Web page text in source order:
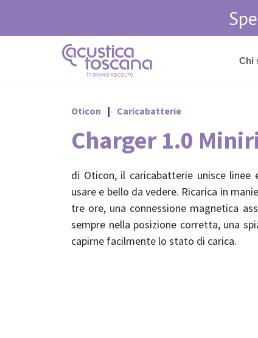
Chi
Oticon | Caricabatterie
Charger 1.0
di Oticon, il caricabatterie unisce
usare e bello da vedere. Ricarica in
tre ore, una connessione magnetica
sempre nella posizione corretta, una
capirne facilmente lo stato di carica.